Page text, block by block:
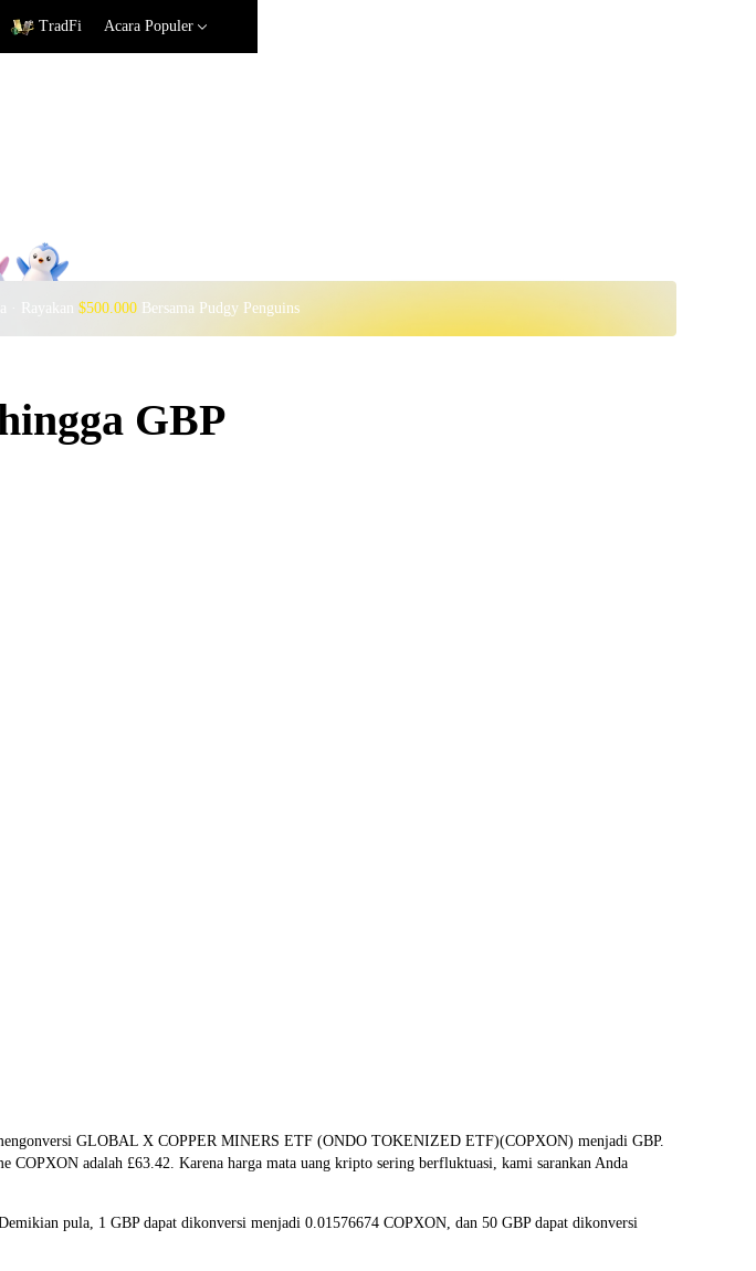
TradFi Acara Populer
· Rayakan $500.000 Bersama Pudgy Penguins
GBP
GLOBAL X COPPER MINERS ETF (ONDO TOKENIZED ETF)(COPXON) menjadi GBP.
adalah £63.42. Karena harga mata uang kripto sering berfluktuasi, kami sarankan Anda
pula, 1 GBP dapat dikonversi menjadi 0.01576674 COPXON, dan 50 GBP dapat dikonversi